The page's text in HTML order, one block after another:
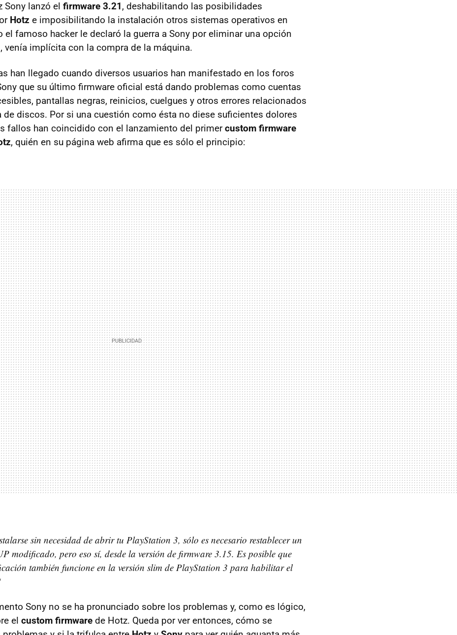
Sony lanzó el firmware 3.21, deshabilitando las posibilidades
Hotz e imposibilitando la instalación otros sistemas operativos en
el famoso hacker le declaró la guerra a Sony por eliminar una opción
venía implícita con la compra de la máquina.
han llegado cuando diversos usuarios han manifestado en los foros
que su último firmware oficial está dando problemas como cuentas
pantallas negras, reinicios, cuelgues y otros errores relacionados
de discos. Por si una cuestión como ésta no diese suficientes dolores
fallos han coincidido con el lanzamiento del primercustom firmware
, quién en su página web afirma que es sólo el principio:
sin necesidad de abrir tu PlayStation 3, sólo es necesario restablecer un
modificado, pero eso sí, desde la versión de firmware 3.15. Es posible que
también funcione en la versión slim de PlayStation 3 para habilitar el
Sony no se ha pronunciado sobre los problemas y, como es lógico,
el custom firmware de Hotz. Queda por ver entonces, cómo se